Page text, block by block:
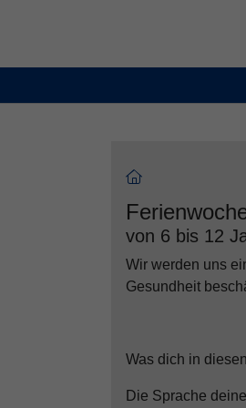
von 6 bis 12
Wir werden uns
Gesundheit
Was dich in
Die Sprache